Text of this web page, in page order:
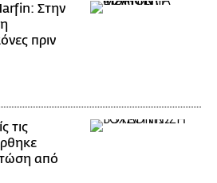
Στην
πριν
τις
από